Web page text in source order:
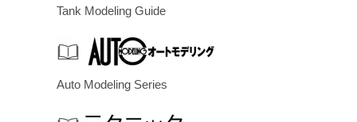
Tank Modeling Guide
Auto Modeling Series